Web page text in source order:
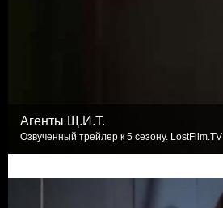
Агенты Щ.И.Т.
Озвученный трейлер к 5 сезону. LostFilm.TV